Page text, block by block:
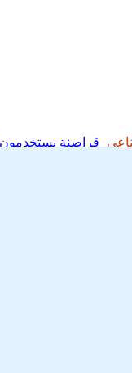
قراصنة يستخدمون